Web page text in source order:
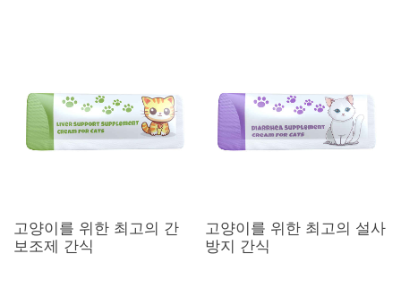
고양이를 위한 최고의 간
보조제 간식
고양이를 위한 최고의 설사
방지 간식